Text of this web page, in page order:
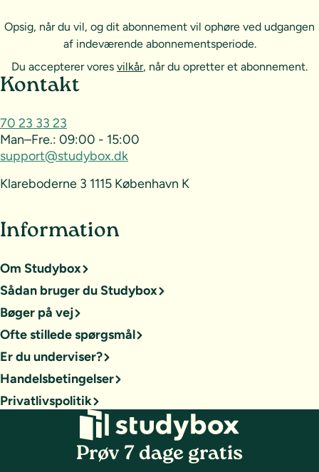
Opsig, når du vil, og dit abonnement vil ophøre ved udgangen
af indeværende abonnementsperiode.
Du accepterer vores vilkår, når du opretter et abonnement.
Sideoversigt og kontakt
Kontakt
70 23 33 23
Man–Fre.: 09:00 - 15:00
support@studybox.dk
Klareboderne 3 1115 København K
Information
Om Studybox
Sådan bruger du Studybox
Bøger på vej
Ofte stillede spørgsmål
Er du underviser?
Handelsbetingelser
Privatlivspolitik
Prøv 7 dage gratis